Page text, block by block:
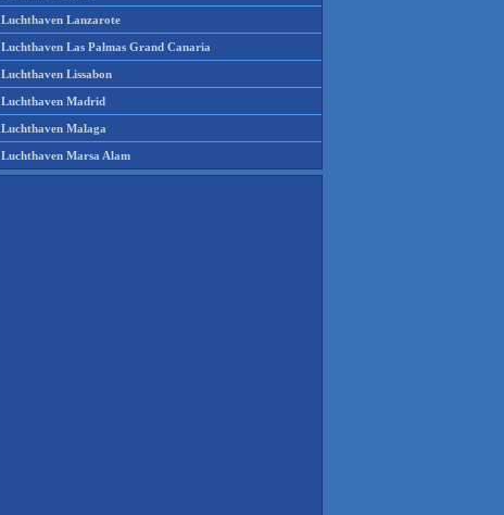
Luchthaven Lanzarote
Luchthaven Las Palmas Grand Canaria
Luchthaven Lissabon
Luchthaven Madrid
Luchthaven Malaga
Luchthaven Marsa Alam